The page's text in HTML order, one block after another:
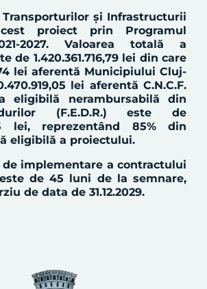
și Infrastructurii
proiect prin Programul
2027. Valoarea totală a
de 1.420.361.716,79 lei din care
lei aferentă Municipiului Cluj-
lei aferentă C.N.C.F.
eligibilă nerambursabilă din
(F.E.D.R.) este de
lei, reprezentând 85% din
eligibilă a proiectului.
de implementare a contractului
este de 45 luni de la semnare,
de data de 31.12.2029.